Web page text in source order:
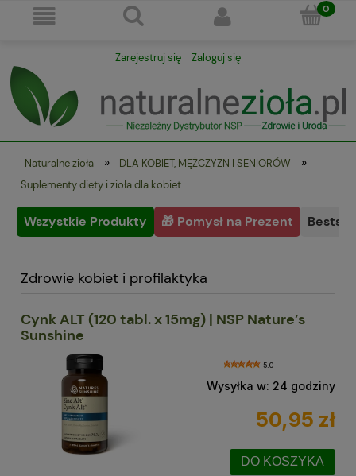
Zarejestruj się Zaloguj się
Naturalne zioła » DLA KOBIET, MĘŻCZYZN I SENIORÓW »
Suplementy diety i zioła dla kobiet
Wszystkie Produkty 🎁 Pomysł na Prezent
Zdrowie kobiet i profilaktyka
Cynk ALT (120 tabl. x 15mg) | NSP Nature’s
Sunshine
5.0
Wysyłka w: 24 godziny
50,95 zł
DO KOSZYKA